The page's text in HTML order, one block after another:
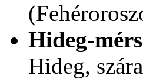
Hideg-
Hideg,